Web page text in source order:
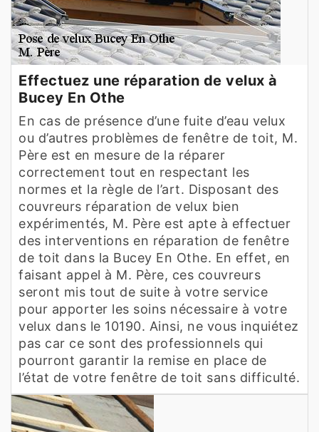
Effectuez une réparation de velux à
Bucey En Othe
En cas de présence d’une fuite d’eau velux
ou d’autres problèmes de fenêtre de toit, M.
Père est en mesure de la réparer
correctement tout en respectant les
normes et la règle de l’art. Disposant des
couvreurs réparation de velux bien
expérimentés, M. Père est apte à effectuer
des interventions en réparation de fenêtre
de toit dans la Bucey En Othe. En effet, en
faisant appel à M. Père, ces couvreurs
seront mis tout de suite à votre service
pour apporter les soins nécessaire à votre
velux dans le 10190. Ainsi, ne vous inquiétez
pas car ce sont des professionnels qui
pourront garantir la remise en place de
l’état de votre fenêtre de toit sans difficulté.